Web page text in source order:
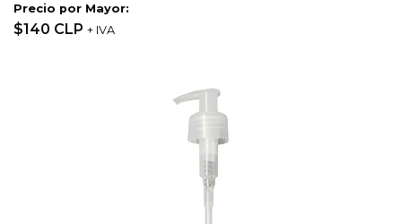
Precio por Mayor:
$140 CLP + IVA